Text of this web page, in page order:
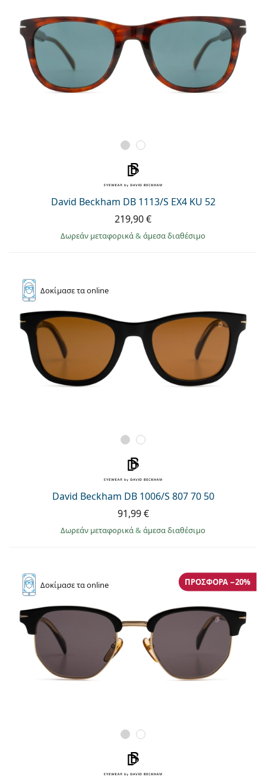
David Beckham DB 1113/S EX4 KU 52
219,90 €
Δωρεάν μεταφορικά& άμεσα διαθέσιμο
Δοκίμασετα online
David Beckham DB 1006/S 807 70 50
91,99 €
Δωρεάν μεταφορικά& άμεσα διαθέσιμο
Δοκίμασετα online ΠΡΟΣΦΟΡΆ −20%